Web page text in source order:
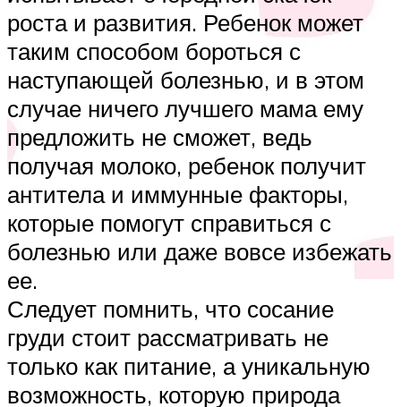
роста и развития. Ребенок может
таким способом бороться с
наступающей болезнью, и в этом
случае ничего лучшего мама ему
предложить не сможет, ведь
получая молоко, ребенок получит
антитела и иммунные факторы,
которые помогут справиться с
болезнью или даже вовсе избежать
ее.
Следует помнить, что сосание
груди стоит рассматривать не
только как питание, а уникальную
возможность, которую природа